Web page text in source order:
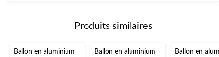
Produits similaires
Ballon en aluminium
Ballon en aluminium
Ballon en